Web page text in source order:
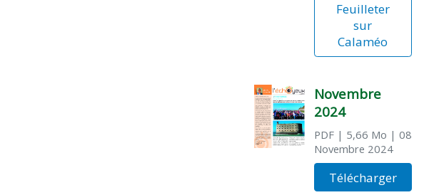
Feuilleter
sur
Calaméo
Novembre
2024
PDF| 5,66 Mo | 08
Novembre 2024
Télécharger